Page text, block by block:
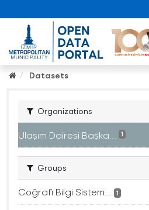
Datasets
Organizations
Ulaşım Dairesi Başka... 1
Groups
Coğrafi Bilgi Sistem... 1